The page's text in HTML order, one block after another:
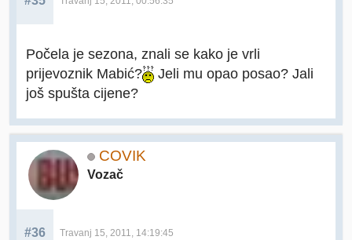
Počela je sezona, znali se kako je vrli
prijevoznik Mabić?
Jeli mu opao posao? Jali
još spušta cijene?
COVIK
Vozač
#36 Travanj 15, 2011, 14:19:45